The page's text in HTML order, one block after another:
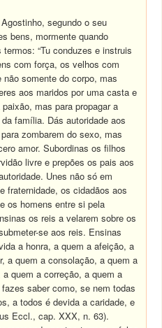
segundo o seu
bens, mormente quando
“Tu conduzes e instruis
com força, os velhos com
somente do corpo, mas
aos maridos por uma casta e
mas para propagar a
família. Dás autoridade aos
zombarem do sexo, mas
amor. Subordinas os filhos
livre e prepões os pais aos
Unes não só em
fraternidade, os cidadãos aos
os homens entre si pela
os reis a velarem sobre os
se aos reis. Ensinas
a honra, a quem a afeição, a
a quem a consolação, a quem a
quem a correção, a quem a
saber como, se nem todas
a todos é devida a caridade, e
Eccl., cap. XXX, n. 63).